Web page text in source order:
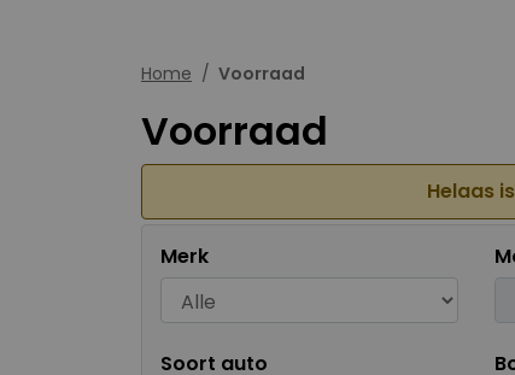
Home Voorraad
Voorraad
Helaas
Merk
Soort auto